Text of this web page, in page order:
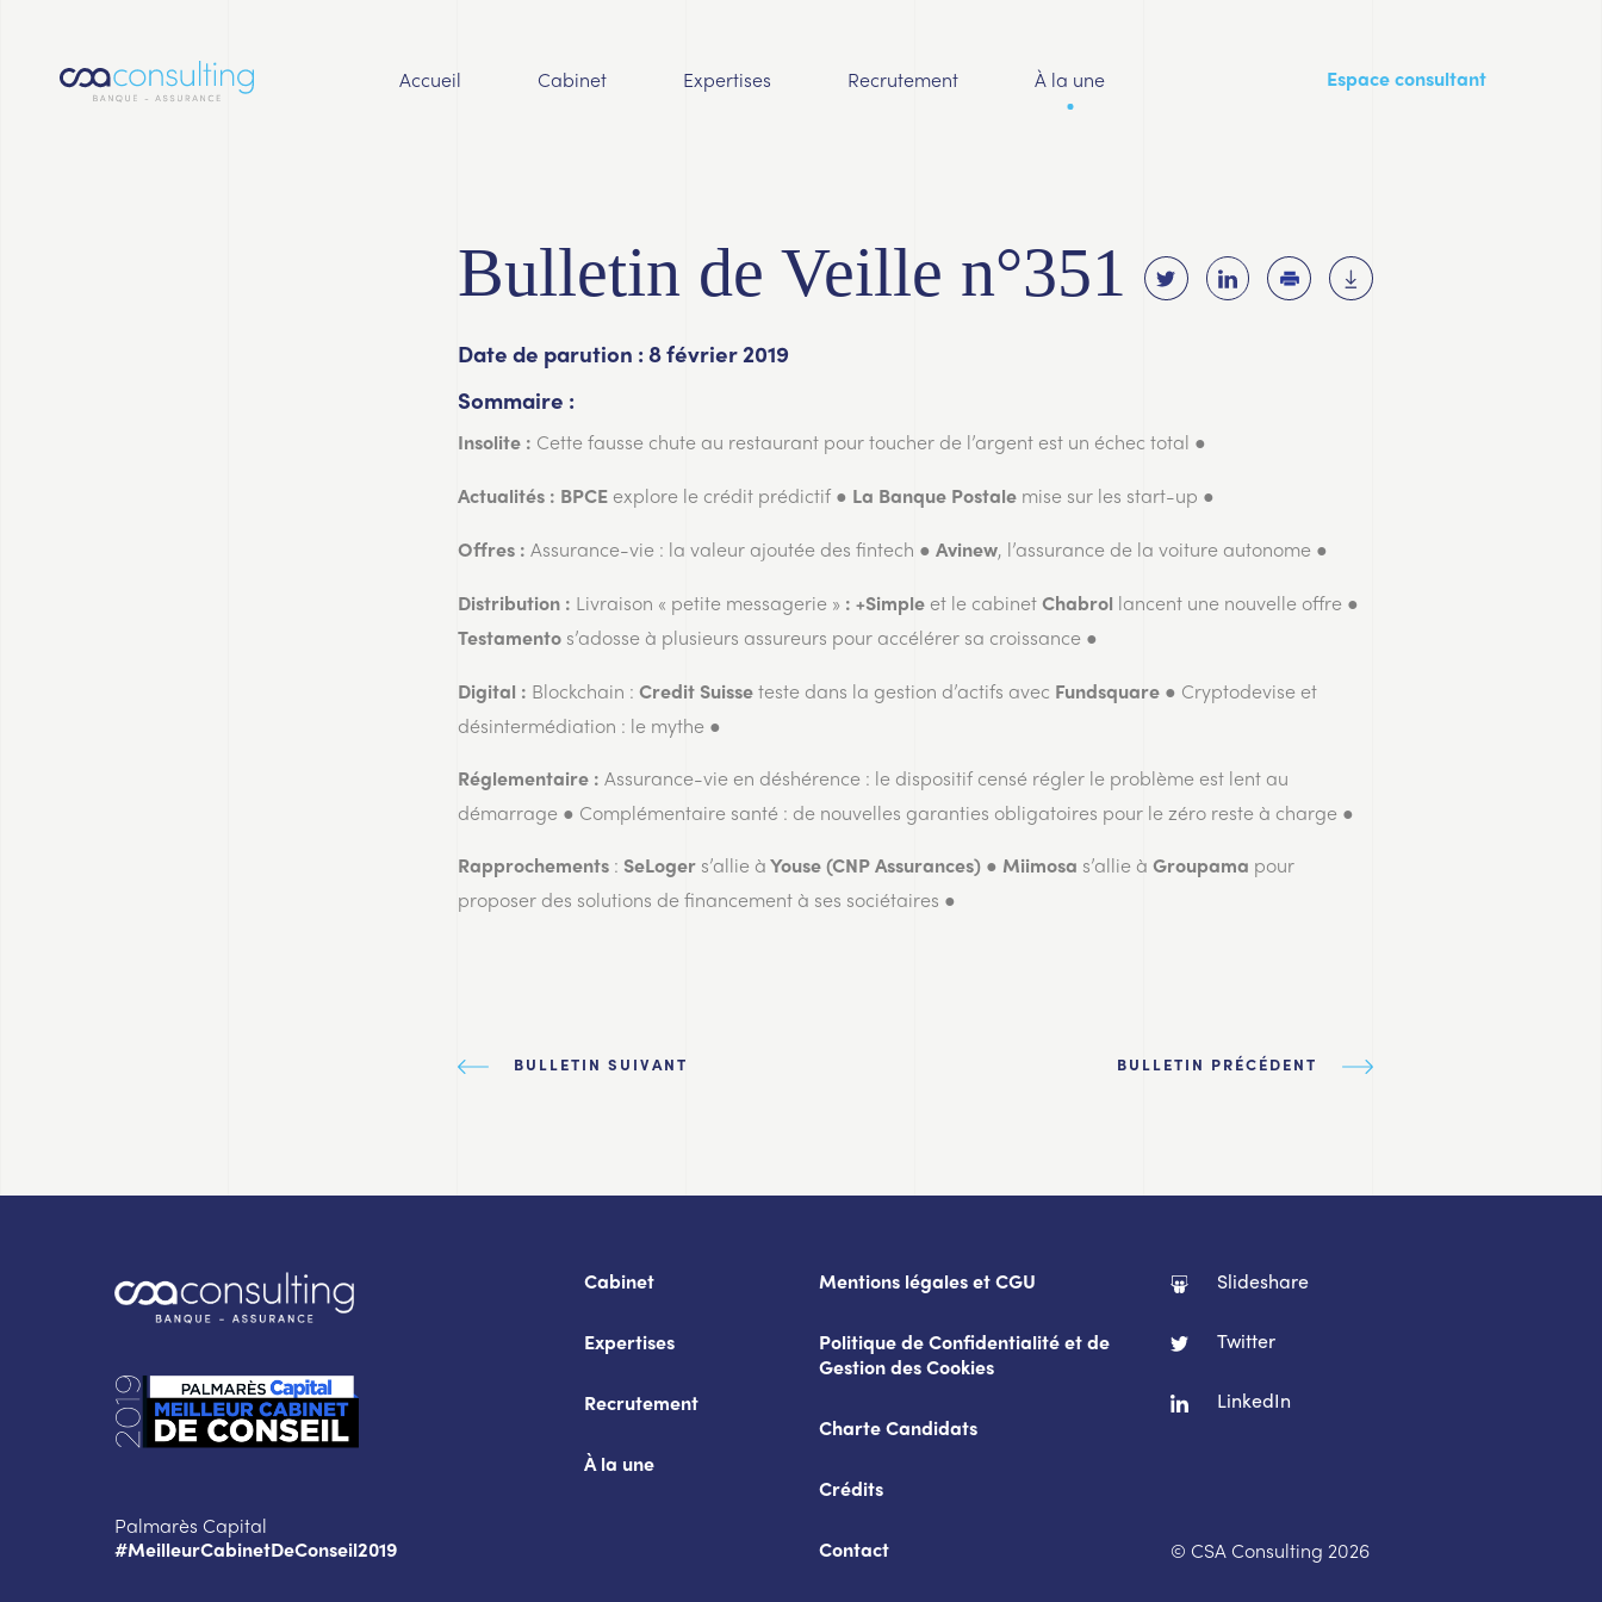
Accueil Cabinet Expertises Recrutement À la une Espace consultant
Bulletin de Veille n°351
Date de parution : 8 février 2019
Sommaire :
Insolite : Cette fausse chute au restaurant pour toucher de l’argent est un échec total ●
Actualités : BPCE explore le crédit prédictif ● La Banque Postalemise sur les start-up ●
Offres : Assurance-vie : la valeur ajoutée des fintech ● Avinew, l’assurance de la voiture autonome ●
Distribution : Livraison « petite messagerie » : +Simple et le cabinetChabrol lancent une nouvelle offre ●
Testamento s’adosse à plusieurs assureurs pour accélérer sa croissance ●
Digital : Blockchain : Credit Suisse teste dans la gestion d’actifs avec Fundsquare● Cryptodevise et
désintermédiation : le mythe ●
Réglementaire : Assurance-vie en déshérence : le dispositif censé régler le problème est lent au
démarrage ● Complémentaire santé : de nouvelles garanties obligatoires pour le zéro reste à charge ●
Rapprochements : SeLoger s’allie à Youse (CNP Assurances)● Miimosa s’allie à Groupama pour
proposer des solutions de financement à ses sociétaires ●
BULLETIN SUIVANT BULLETIN PRÉCÉDENT
Palmarès Capital
#MeilleurCabinetDeConseil2019
Cabinet
Expertises
Recrutement
À la une
Mentions légales et CGU
Politique de Confidentialité et de
Gestion des Cookies
Charte Candidats
Crédits
Contact
Slideshare
Twitter
LinkedIn
© CSA Consulting 2026